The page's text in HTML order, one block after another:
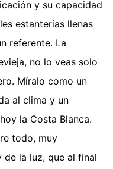
y su capacidad
estanterías llenas
referente. La
no lo veas solo
Míralo como un
al clima y un
la Costa Blanca.
todo, muy
la luz, que al final